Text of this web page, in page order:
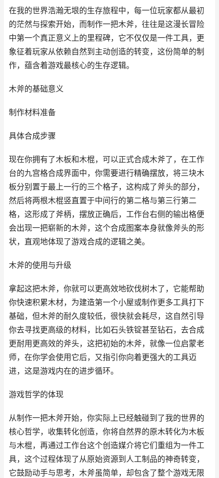
在我的世界浩瀚无垠的生存旅程中，每一位玩家都从最初
的茫然与探索开始，而制作一把木斧，往往是这漫长冒险
中第一个真正意义上的里程碑，它不仅仅是一件工具，更
象征着玩家从依赖自然到主动创造的转变，这份简单的制
作，蕴含着游戏最核心的生存逻辑。
木斧的基础意义
制作材料准备
具体合成步骤
现在你拥有了木板和木棍，可以正式合成木斧了，在工作
台的九宫格合成界面中，你需要进行精确摆放，将三块木
板分别置于最上一行的三个格子，这构成了斧头的部分，
然后将两根木棍竖直置于中间行的第二格与第三行第二
格，这形成了斧柄，摆放正确后，工作台右侧的输出格便
会出现一把崭新的木斧，这个合成图案本身就像斧头的形
状，直观地体现了游戏合成的逻辑之美。
木斧的使用与升级
拿起这把木斧，你就可以更高效地砍伐树木了，它能帮助
你快速积累木材，为建造第一个小屋或制作更多工具打下
基础，但木斧的耐久度较低，很快就会耗尽，这自然引导
你去寻找更高级的材料，比如石头铁锭甚至钻石，去合成
更耐用更高效的斧头，这把初始的木斧，就像一位启蒙老
师，在你学会使用它后，又指引你向着更强大的工具迈
进，这是游戏内在的进步循环。
游戏哲学的体现
从制作一把木斧开始，你实际上已经触碰到了我的世界的
核心哲学，收集转化创造，你将自然界的原木转化为木板
与木棍，再通过工作台这个创造媒介将它们重组为一件工
具，这个过程体现了从原始资源到人工制品的神奇转变，
它鼓励动手与思考，木斧虽简单，却包含了整个游戏无限